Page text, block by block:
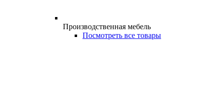
Производственная мебель
Посмотреть все товары